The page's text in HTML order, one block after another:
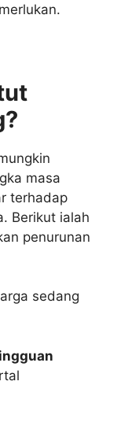
masa
terhadap
Berikut ialah
penurunan
sedang